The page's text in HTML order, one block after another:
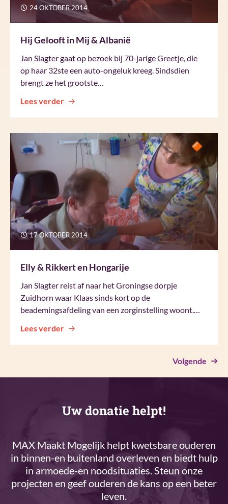
24 OKTOBER 2014
Hij Gelooft in Mij & Albanië
Jan Slagter gaat op bezoek bij 70-jarige Greetje, die
op haar 32ste een auto-ongeluk kreeg. Sindsdien
brengt ze het grootste…
Lees verder
17 OKTOBER 2014
Elly & Rikkert en Hongarije
Jan Slagter reist af naar het Groningse dorpje
Zuidhorn waar Klaas sinds kort op de
beademingsafdeling van een zorginstelling woont.…
Lees verder
Volgende
Uw donatie helpt!
MAX Maakt Mogelijk helpt kwetsbare ouderen
in binnen-en buitenland overleven en biedt hulp
in armoede-en noodsituaties. Steun onze
projecten en geef ouderen de kans op een beter
leven.